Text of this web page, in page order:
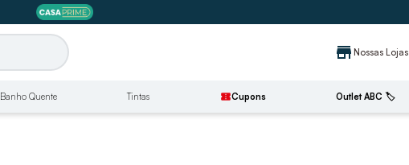
store Nossas Lojas
Banho Quente Tintas confirmation_numberCupons Outlet ABC 🏷️